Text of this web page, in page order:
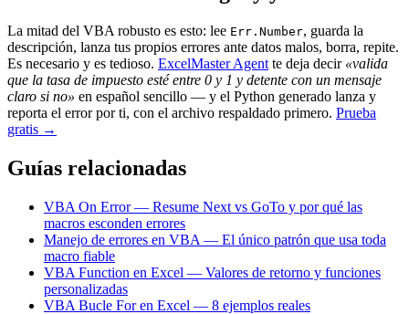
La mitad del VBA robusto es esto: lee Err.Number, guarda la
descripción, lanza tus propios errores ante datos malos, borra, repite.
Es necesario y es tedioso. ExcelMaster Agent te deja decir «valida
que la tasa de impuesto esté entre 0 y 1 y detente con un mensaje
claro si no» en español sencillo — y el Python generado lanza y
reporta el error por ti, con el archivo respaldado primero. Prueba
gratis →
Guías relacionadas
VBA On Error — Resume Next vs GoTo y por qué las
macros esconden errores
Manejo de errores en VBA — El único patrón que usa toda
macro fiable
VBA Function en Excel — Valores de retorno y funciones
personalizadas
VBA Bucle For en Excel — 8 ejemplos reales